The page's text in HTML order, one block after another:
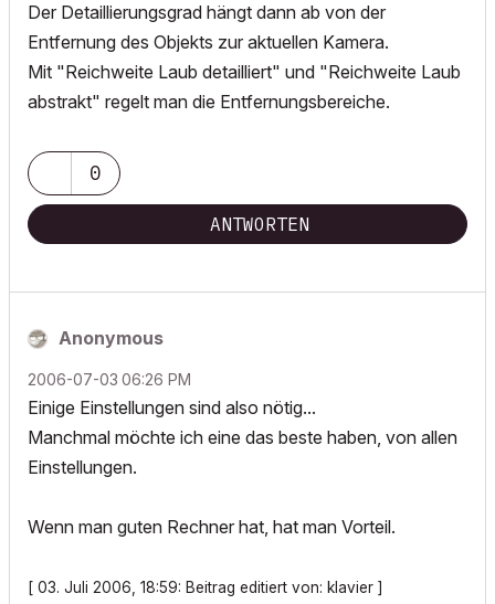
Der Detaillierungsgrad hängt dann ab von der
Entfernung des Objekts zur aktuellen Kamera.
Mit "Reichweite Laub detailliert" und "Reichweite Laub
abstrakt" regelt man die Entfernungsbereiche.
0
ANTWORTEN
Anonymous
‎2006-07-03 06:26 PM
Einige Einstellungen sind also nötig...
Manchmal möchte ich eine das beste haben, von allen
Einstellungen.
Wenn man guten Rechner hat, hat man Vorteil.
[ 03. Juli 2006, 18:59: Beitrag editiert von: klavier ]